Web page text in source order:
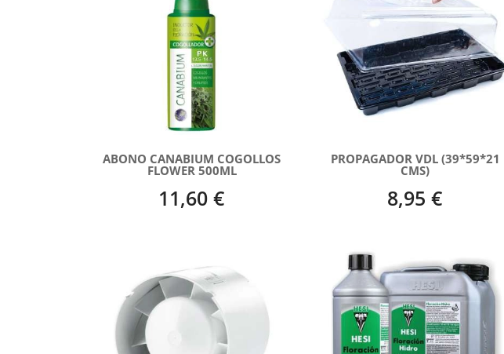
ABONO CANABIUM COGOLLOS
FLOWER 500ML
11,60 €
PROPAGADOR VDL (39*59*21
CMS)
8,95 €